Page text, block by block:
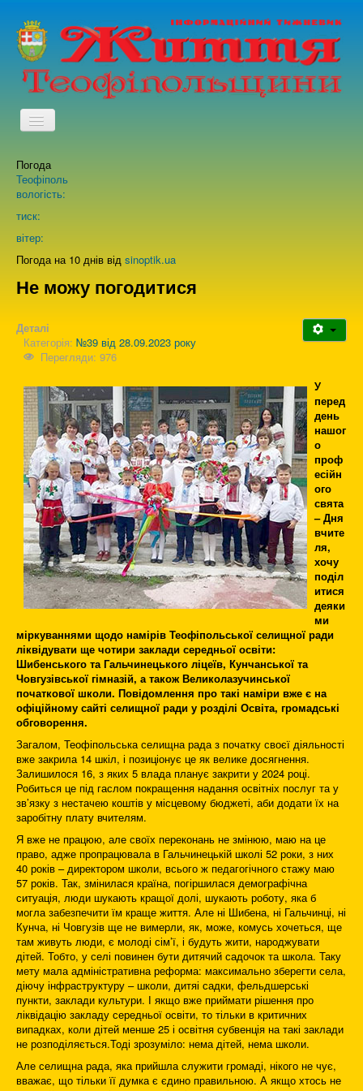
TPL_PROTOSTAR_TOGGLE_MENU
Про нас
Погода
Теофіполь
вологість:
тиск:
вітер:
Погода на 10 днів від sinoptik.ua
Не можу погодитися
Деталі
Категорія: №39 від 28.09.2023 року
Перегляди: 976
У
перед
день
нашог
о
проф
есійн
ого
свята
– Дня
вчите
ля,
хочу
поділ
итися
деяки
ми
міркуваннями щодо намірів Теофіпольської селищної ради
ліквідувати ще чотири заклади середньої освіти:
Шибенського та Гальчинецького ліцеїв, Кунчанської та
Човгузівської гімназій, а також Великолазучинської
початкової школи. Повідомлення про такі наміри вже є на
офіційному сайті селищної ради у розділі Освіта, громадські
обговорення.
Загалом, Теофіпольська селищна рада з початку своєї діяльності
вже закрила 14 шкіл, і позиціонує це як велике досягнення.
Залишилося 16, з яких 5 влада планує закрити у 2024 році.
Робиться це під гаслом покращення надання освітніх послуг та у
зв’язку з нестачею коштів у місцевому бюджеті, аби додати їх на
заробітну плату вчителям.
Я вже не працюю, але своїх переконань не змінюю, маю на це
право, адже пропрацювала в Гальчинецькій школі 52 роки, з них
40 років – директором школи, всього ж педагогічного стажу маю
57 років. Так, змінилася країна, погіршилася демографічна
ситуація, люди шукають кращої долі, шукають роботу, яка б
могла забезпечити їм краще життя. Але ні Шибена, ні Гальчинці, ні
Кунча, ні Човгузів ще не вимерли, як, може, комусь хочеться, ще
там живуть люди, є молоді сім’ї, і будуть жити, народжувати
дітей. Тобто, у селі повинен бути дитячий садочок та школа. Таку
мету мала адміністративна реформа: максимально зберегти села,
діючу інфраструктуру – школи, дитяі садки, фельдшерські
пункти, заклади культури. І якщо вже приймати рішення про
ліквідацію закладу середньої освіти, то тільки в критичних
випадках, коли дітей менше 25 і освітня субвенція на такі заклади
не розподіляється.Тоді зрозуміло: нема дітей, нема школи.
Але селищна рада, яка прийшла служити громаді, нікого не чує,
вважає, що тільки її думка є єдино правильною. А якщо хтось не